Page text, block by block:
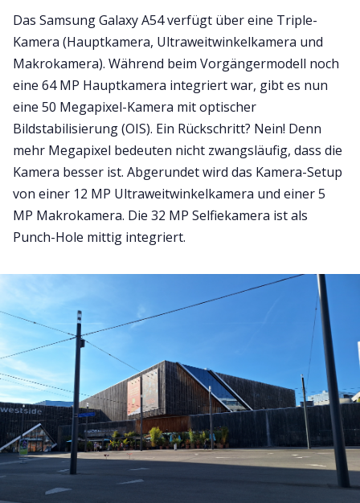
Das Samsung Galaxy A54 verfügt über eine Triple-
Kamera (Hauptkamera, Ultraweitwinkelkamera und
Makrokamera). Während beim Vorgängermodell noch
eine 64 MP Hauptkamera integriert war, gibt es nun
eine 50 Megapixel-Kamera mit optischer
Bildstabilisierung (OIS). Ein Rückschritt? Nein! Denn
mehr Megapixel bedeuten nicht zwangsläufig, dass die
Kamera besser ist. Abgerundet wird das Kamera-Setup
von einer 12 MP Ultraweitwinkelkamera und einer 5
MP Makrokamera. Die 32 MP Selfiekamera ist als
Punch-Hole mittig integriert.